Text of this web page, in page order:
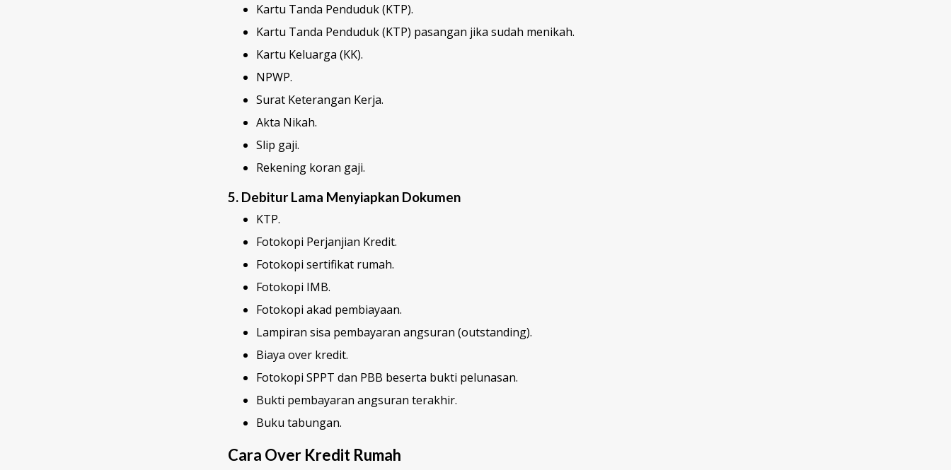
Kartu Tanda Penduduk (KTP).
Kartu Tanda Penduduk (KTP) pasangan jika sudah menikah.
Kartu Keluarga (KK).
NPWP.
Surat Keterangan Kerja.
Akta Nikah.
Slip gaji.
Rekening koran gaji.
5. Debitur Lama Menyiapkan Dokumen
KTP.
Fotokopi Perjanjian Kredit.
Fotokopi sertifikat rumah.
Fotokopi IMB.
Fotokopi akad pembiayaan.
Lampiran sisa pembayaran angsuran (outstanding).
Biaya over kredit.
Fotokopi SPPT dan PBB beserta bukti pelunasan.
Bukti pembayaran angsuran terakhir.
Buku tabungan.
Cara Over Kredit Rumah